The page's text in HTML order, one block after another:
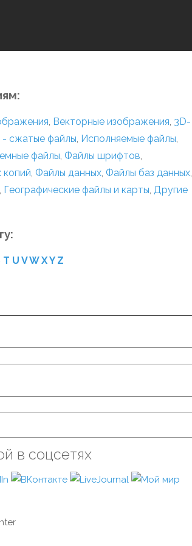
, Векторные изображения, 3D-
- сжатые файлы, Исполняемые файлы,
файлы, Файлы шрифтов,
копий, Файлы данных, Файлы баз данных,
, Географические файлы и карты, Другие
T U VW XY Z
в соцсетях